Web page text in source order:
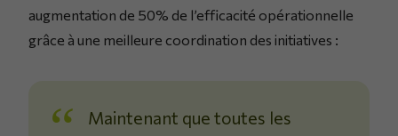
augmentation de 50% de l’efficacité opérationnelle
grâce à une meilleure coordination des initiatives :
Maintenant que toutes les